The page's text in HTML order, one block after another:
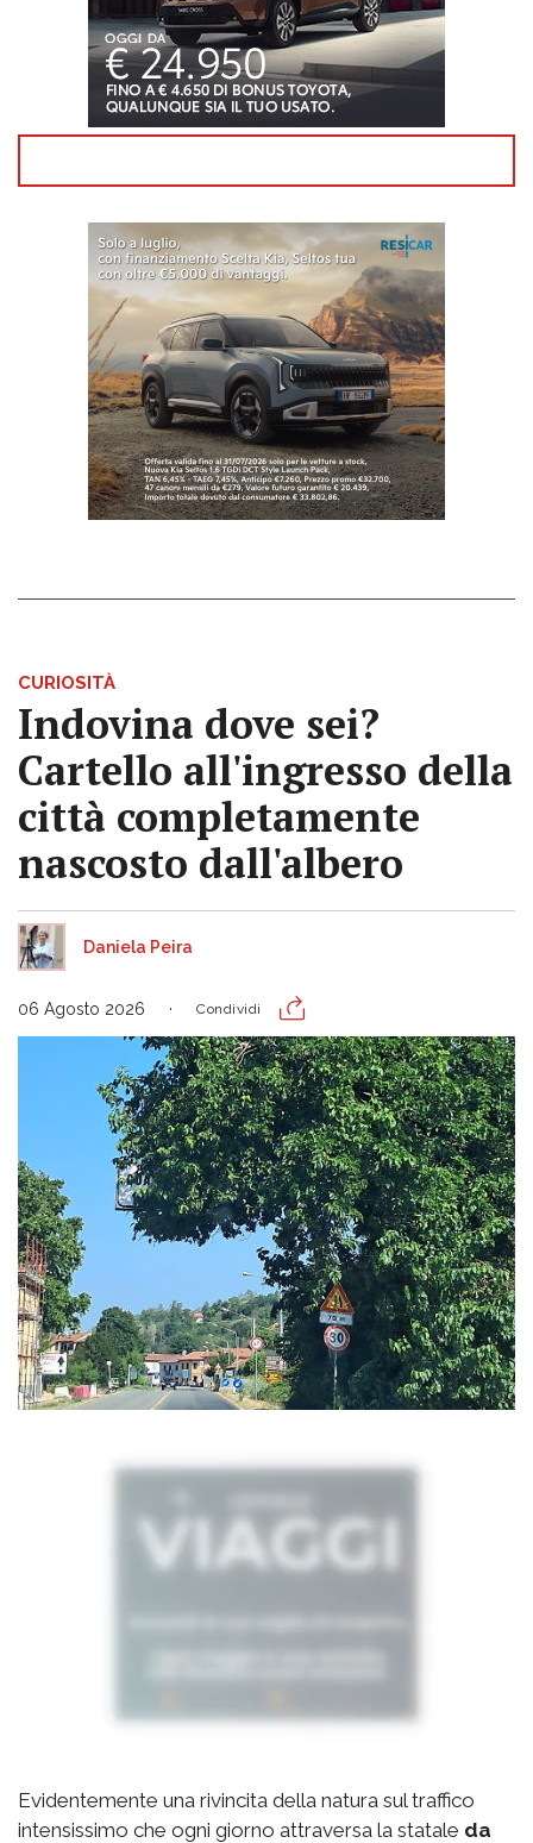
CURIOSITÀ
Indovina dove sei?
Cartello all'ingresso della
città completamente
nascosto dall'albero
Daniela Peira
06 Agosto 2026 Condividi
Evidentemente una rivincita della natura sul traffico
intensissimo che ogni giorno attraversa la statale da